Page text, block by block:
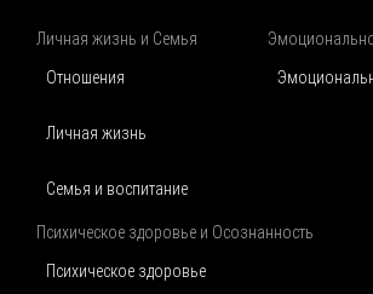
Личная жизнь и Семья
Отношения
Личная жизнь
Семья и воспитание
Психическое здоровье и Осознанность
Психическое здоровье